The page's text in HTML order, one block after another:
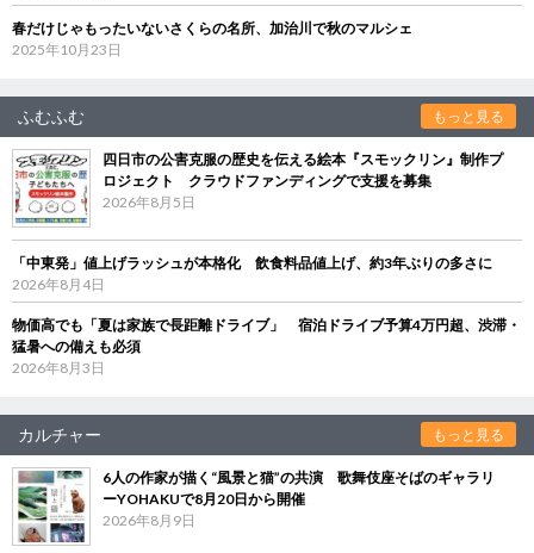
春だけじゃもったいないさくらの名所、加治川で秋のマルシェ
2025年10月23日
ふむふむ もっと見る
四日市の公害克服の歴史を伝える絵本『スモックリン』制作プ
ロジェクト クラウドファンディングで支援を募集
2026年8月5日
「中東発」値上げラッシュが本格化 飲食料品値上げ、約3年ぶりの多さに
2026年8月4日
物価高でも「夏は家族で長距離ドライブ」 宿泊ドライブ予算4万円超、渋滞・
猛暑への備えも必須
2026年8月3日
カルチャー もっと見る
6人の作家が描く“風景と猫”の共演 歌舞伎座そばのギャラリ
ーYOHAKUで8月20日から開催
2026年8月9日